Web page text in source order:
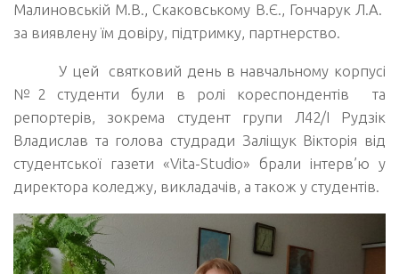
Малиновській М.В., Скаковському В.Є., Гончарук Л.А.
за виявлену їм довіру, підтримку, партнерство.
У цей святковий день в навчальному корпусі
№2 студенти були в ролі кореспондентів та
репортерів, зокрема студент групи Л42/І Рудзік
Владислав та голова студради Заліщук Вікторія від
студентської газети «Vita-Studio» брали інтерв’ю у
директора коледжу, викладачів, а також у студентів.